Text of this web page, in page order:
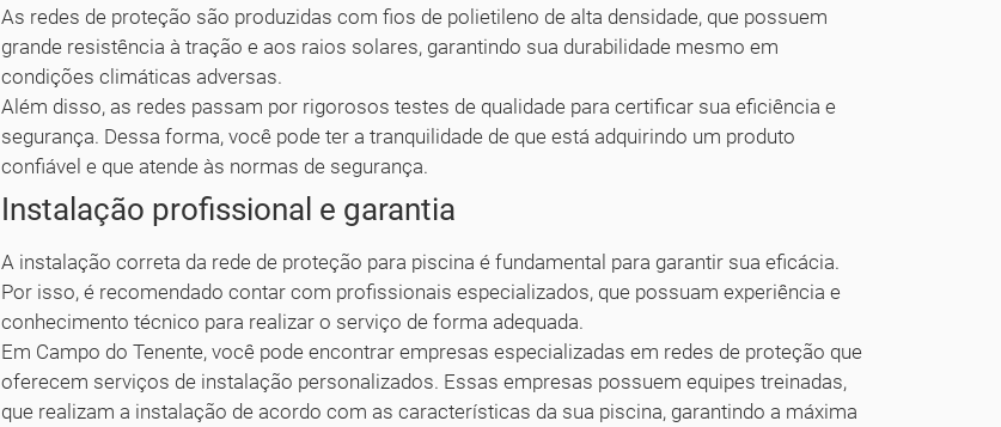
As redes de proteção são produzidas com fios de polietileno de alta densidade, que possuem
grande resistência à tração e aos raios solares, garantindo sua durabilidade mesmo em
condições climáticas adversas.
Além disso, as redes passam por rigorosos testes de qualidade para certificar sua eficiência e
segurança. Dessa forma, você pode ter a tranquilidade de que está adquirindo um produto
confiável e que atende às normas de segurança.
Instalação profissional e garantia
A instalação correta da rede de proteção para piscina é fundamental para garantir sua eficácia.
Por isso, é recomendado contar com profissionais especializados, que possuam experiência e
conhecimento técnico para realizar o serviço de forma adequada.
Em Campo do Tenente, você pode encontrar empresas especializadas em redes de proteção que
oferecem serviços de instalação personalizados. Essas empresas possuem equipes treinadas,
que realizam a instalação de acordo com as características da sua piscina, garantindo a máxima